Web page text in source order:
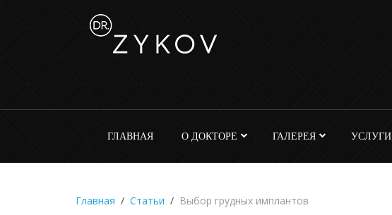
ГЛАВНАЯ О ДОКТОРЕ ГАЛЕРЕЯ УСЛУГИ
Главная Статьи Выбор грудных имплантов